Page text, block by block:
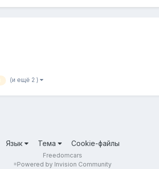
(и ещё 2 )
Язык Тема Cookie-файлы
Freedomcars
=Powered by Invision Community